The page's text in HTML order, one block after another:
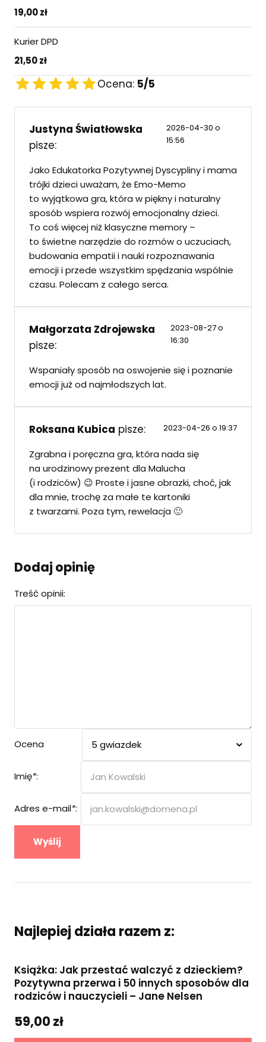
19,00 zł
Kurier DPD
21,50 zł
Ocena: 5/5
Justyna Światłowska
pisze:
2026-04-30 o
15:56
Jako Edukatorka Pozytywnej Dyscypliny i mama
trójki dzieci uważam, że Emo-Memo
to wyjątkowa gra, która w piękny i naturalny
sposób wspiera rozwój emocjonalny dzieci.
To coś więcej niż klasyczne memory –
to świetne narzędzie do rozmów o uczuciach,
budowania empatii i nauki rozpoznawania
emocji i przede wszystkim spędzania wspólnie
czasu. Polecam z całego serca.
Małgorzata Zdrojewska
pisze:
2023-08-27 o
16:30
Wspaniały sposób na oswojenie się i poznanie
emocji już od najmłodszych lat.
Roksana Kubica pisze: 2023-04-26 o 19:37
Zgrabna i poręczna gra, która nada się
na urodzinowy prezent dla Malucha
(i rodziców) 😉 Proste i jasne obrazki, choć, jak
dla mnie, trochę za małe te kartoniki
z twarzami. Poza tym, rewelacja 🙂
Dodaj opinię
Treść opinii:
Ocena
Imię*:
Adres e-mail*:
Wyślij
Najlepiej działa razem z:
Książka: Jak przestać walczyć z dzieckiem?
Pozytywna przerwa i 50 innych sposobów dla
rodziców i nauczycieli – Jane Nelsen
59,00 zł